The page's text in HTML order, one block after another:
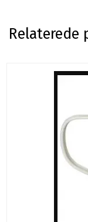
Relaterede